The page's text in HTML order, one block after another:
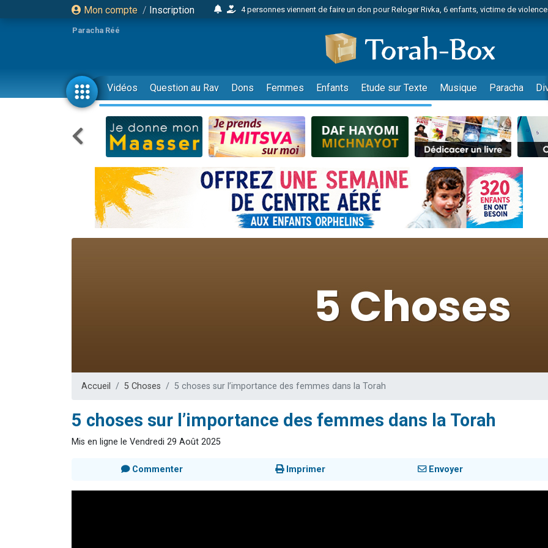
Mon compte / Inscription
4 personnes viennent de faire un don pour Reloger Rivka, 6 enfants, victime de
17 personnes viennent de demander une bénédiction
4 personnes viennent de nous rejoindre sur WhatsApp
Il reste 49 places pour étudier en groupe sur Zoom
23 personnes viennent de faire un don pour Diane, 80 ans, dans un appartement
Eva vient de donner son Maasser
4 personnes viennent de nous rejoindre sur WhatsApp
3 personnes viennent de nous rejoindre sur WhatsApp
3 personnes viennent de faire un don pour 5 jours de vacances aux Orphelins
Odaya vient de donner son Maasser
2 personnes viennent de nous rejoindre sur WhatsApp
13 personnes viennent de demander une bénédiction
3 personnes viennent de nous rejoindre sur WhatsApp
2 personnes viennent de nous rejoindre sur WhatsApp
Paracha Réé
Vidéos Question au Rav Dons Femmes Enfants Etude sur Texte Musique Paracha
Accueil 5 Choses 5 choses sur l’importance des femmes dans la Torah
5 choses sur l’importance des femmes dans la Torah
Mis en ligne le Vendredi 29 Août 2025
Commenter Imprimer Envoyer